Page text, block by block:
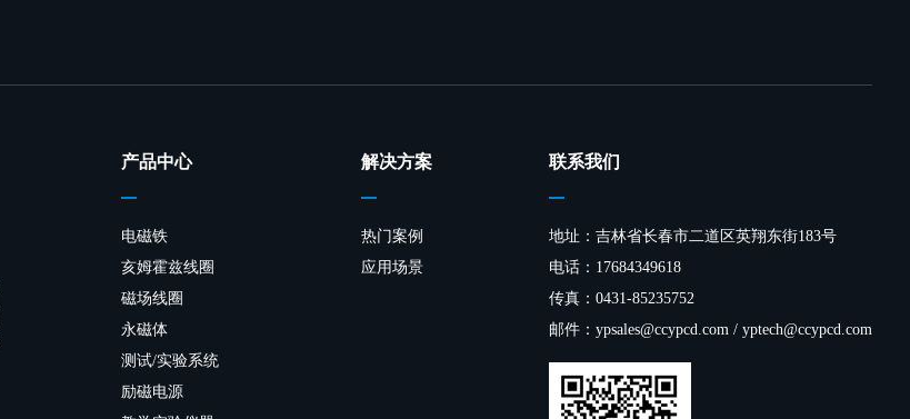
产品中心
电磁铁
亥姆霍兹线圈
磁场线圈
永磁体
测试/实验系统
励磁电源
解决方案
热门案例
应用场景
联系我们
地址：吉林省长春市二道区英翔东街183号
电话：17684349618
传真：0431-85235752
邮件：ypsales@ccypcd.com / yptech@ccypcd.com